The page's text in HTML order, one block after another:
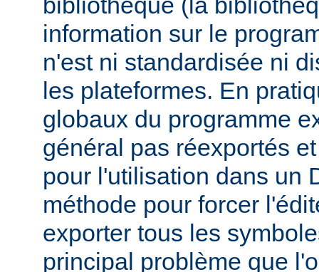
information sur le
n'est ni standardisée ni
les plateformes. En
globaux du programme
général pas réexportés
pour l'utilisation dans un
méthode pour forcer
exporter tous les
principal problème que